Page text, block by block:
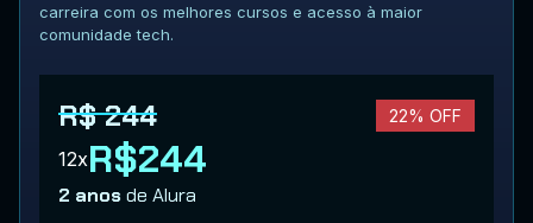
carreira com os melhores cursos e acesso à maior
comunidade tech.
R$ 244 22% OFF
12xR$244
2 anosde Alura